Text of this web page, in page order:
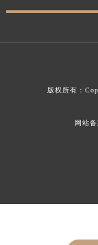
版权所有：
网站